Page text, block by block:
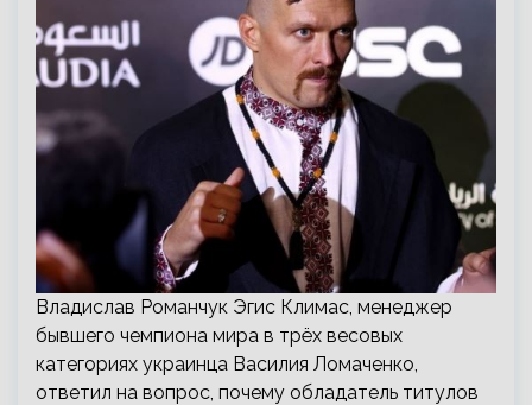
Владислав Романчук Эгис Климас, менеджер
бывшего чемпиона мира в трёх весовых
категориях украинца Василия Ломаченко,
ответил на вопрос, почему обладатель титулов